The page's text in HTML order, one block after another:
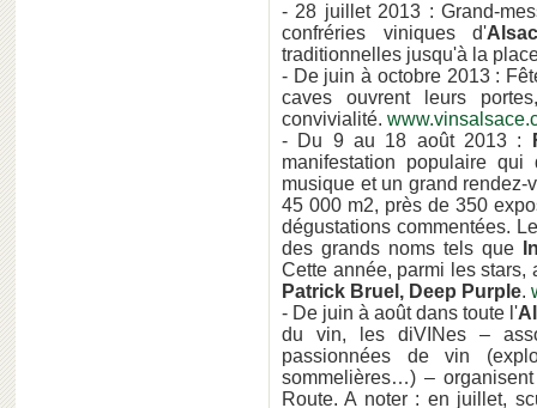
- 28 juillet 2013 : Grand-
confréries viniques d'
traditionnelles jusqu'à la
- De juin à octobre 2013 :
caves ouvrent leurs
convivialité.
- Du 9 au 18 août 2013 :
manifestation populaire
musique et un grand
45 000 m2, près de 350
dégustations commentées.
des grands noms tels que
Cette année, parmi les stars,
Patrick Bruel, Deep Purple.
- De juin à août dans toute l'
du vin, les diVINes –
passionnées de vin
sommelières…) –
Route. A noter : en juillet,